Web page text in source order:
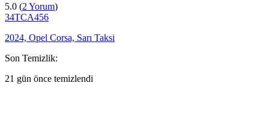
5.0 (2 Yorum)
34TCA456
2024, Opel Corsa, Sarı Taksi
Son Temizlik:
21 gün önce temizlendi